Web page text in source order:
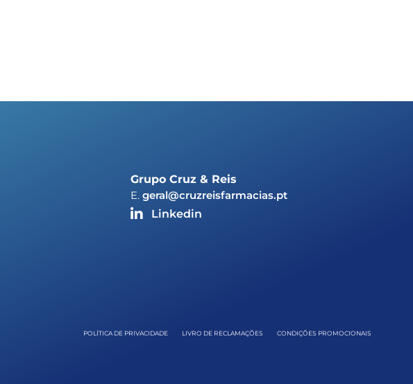
Grupo Cruz & Reis
E.geral@cruzreisfarmacias.pt
Linkedin
POLÍTICA DE PRIVACIDADE LIVRO DE RECLAMAÇÕES CONDIÇÕES PROMOCIONAIS